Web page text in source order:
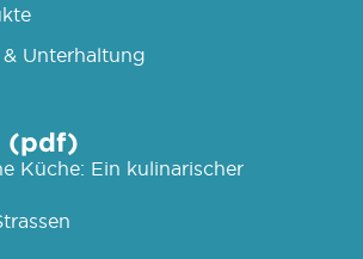
Unterhaltung
(pdf)
Küche: Ein kulinarischer